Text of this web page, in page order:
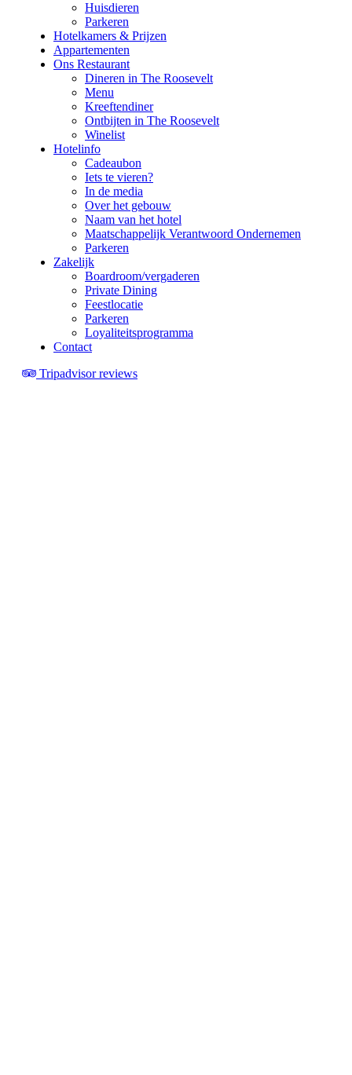
Huisdieren
Parkeren
Hotelkamers & Prijzen
Appartementen
Ons Restaurant
Dineren in The Roosevelt
Menu
Kreeftendiner
Ontbijten in The Roosevelt
Winelist
Hotelinfo
Cadeaubon
Iets te vieren?
In de media
Over het gebouw
Naam van het hotel
Maatschappelijk Verantwoord Ondernemen
Parkeren
Zakelijk
Boardroom/vergaderen
Private Dining
Feestlocatie
Parkeren
Loyaliteitsprogramma
Contact
Tripadvisor reviews